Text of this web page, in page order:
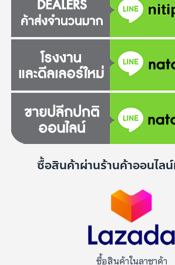
ซื้อสินค้าผ่านร้านค้าออนไล
ซื้อสินค้าในลาซาด้า